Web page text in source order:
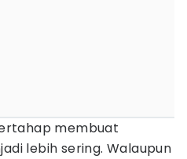
membuat
lebih sering. Walaupun